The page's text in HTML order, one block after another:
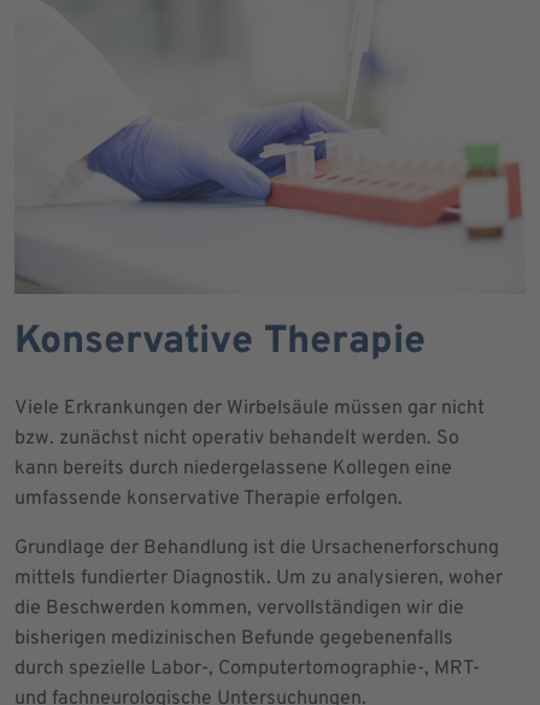
Konservative Therapie
Viele Erkrankungen der Wirbelsäule müssen gar nicht
bzw. zunächst nicht operativ behandelt werden. So
kann bereits durch niedergelassene Kollegen eine
umfassende konservative Therapie erfolgen.
Grundlage der Behandlung ist die Ursachenerforschung
mittels fundierter Diagnostik. Um zu analysieren, woher
die Beschwerden kommen, vervollständigen wir die
bisherigen medizinischen Befunde gegebenenfalls
durch spezielle Labor-, Computertomographie-, MRT-
und fachneurologische Untersuchungen.